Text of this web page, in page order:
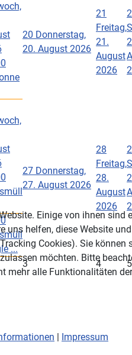
20 Donnerstag,
20. August 2026
21
Freitag,
21.
August
2026
...
27 Donnerstag,
27. August 2026
28
Freitag,
28.
August
2026
3 4 5
Einige von ihnen sind
uns helfen, diese Website
Cookies). Sie können
möchten. Bitte
mehr alle Funktionalitäten
| Impressum